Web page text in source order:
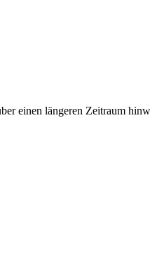
einen längeren Zeitraum